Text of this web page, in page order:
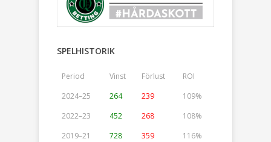
SPELHISTORIK
Period Vinst Förlust
ROI
2024–25
264 239
109%
2022–23
452 268
108%
2019–21
728 359
116%